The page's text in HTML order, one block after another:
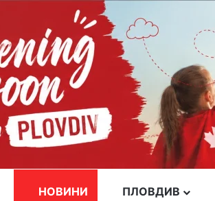
НОВИНИ ПЛОВДИВ